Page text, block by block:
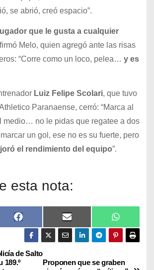
se abrió, creó espacio”.
que le gusta a cualquier
Melo, quien agregó ante las risas
“Corre como un loco, pelea… y es
Luiz Felipe Scolari, que tuvo
Paranaense, cerró: “Marca al
medio… no le pidas que regatee a dos
un gol, ese no es su fuerte, pero
el rendimiento del equipo”.
esta nota:
F
a
e
b
E
m
i
W
h
t
A
p
Proponen que se graben
de Salto
189.º